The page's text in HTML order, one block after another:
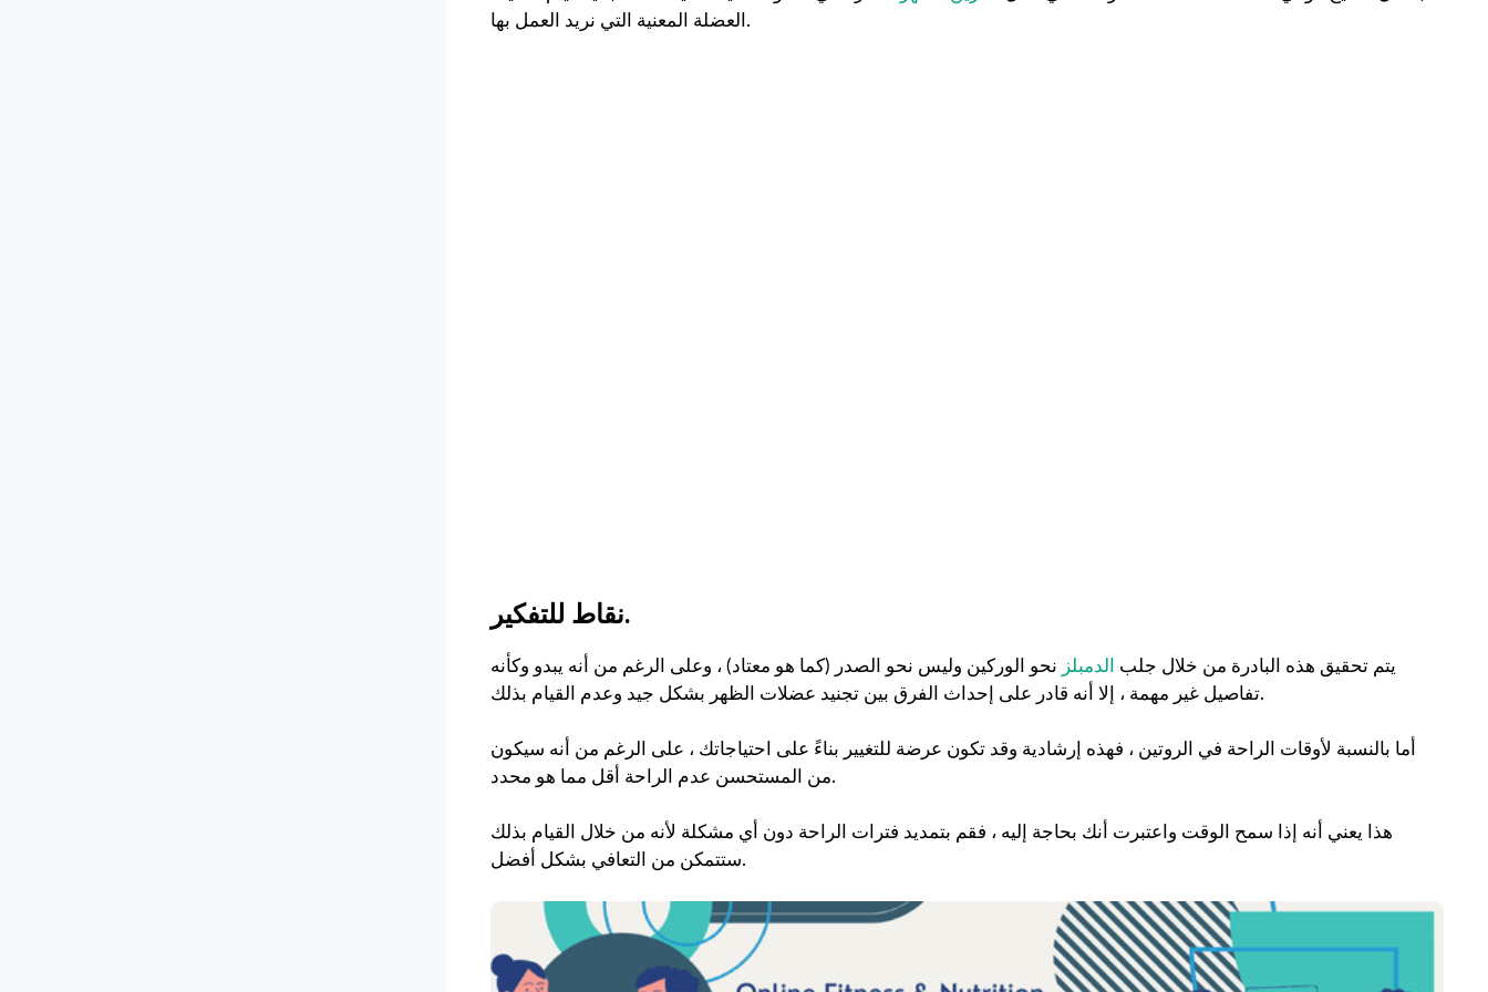
العضلة المعنية التي نريد العمل بها.
نقاط للتفكير.
يتم تحقيق هذه البادرة من خلال جلب الدمبلز نحو الوركين وليس نحو الصدر (كما هو معتاد) ، وعلى الرغم من أنه يبدو وكأنه
تفاصيل غير مهمة ، إلا أنه قادر على إحداث الفرق بين تجنيد عضلات الظهر بشكل جيد وعدم القيام بذلك.
أما بالنسبة لأوقات الراحة في الروتين ، فهذه إرشادية وقد تكون عرضة للتغيير بناءً على احتياجاتك ، على الرغم من أنه سيكون
من المستحسن عدم الراحة أقل مما هو محدد.
هذا يعني أنه إذا سمح الوقت واعتبرت أنك بحاجة إليه ، فقم بتمديد فترات الراحة دون أي مشكلة لأنه من خلال القيام بذلك
ستتمكن من التعافي بشكل أفضل.